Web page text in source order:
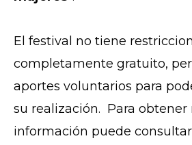
El festival no tiene
completamente gratuito,
aportes voluntarios para
su realización. Para obtener
información puede